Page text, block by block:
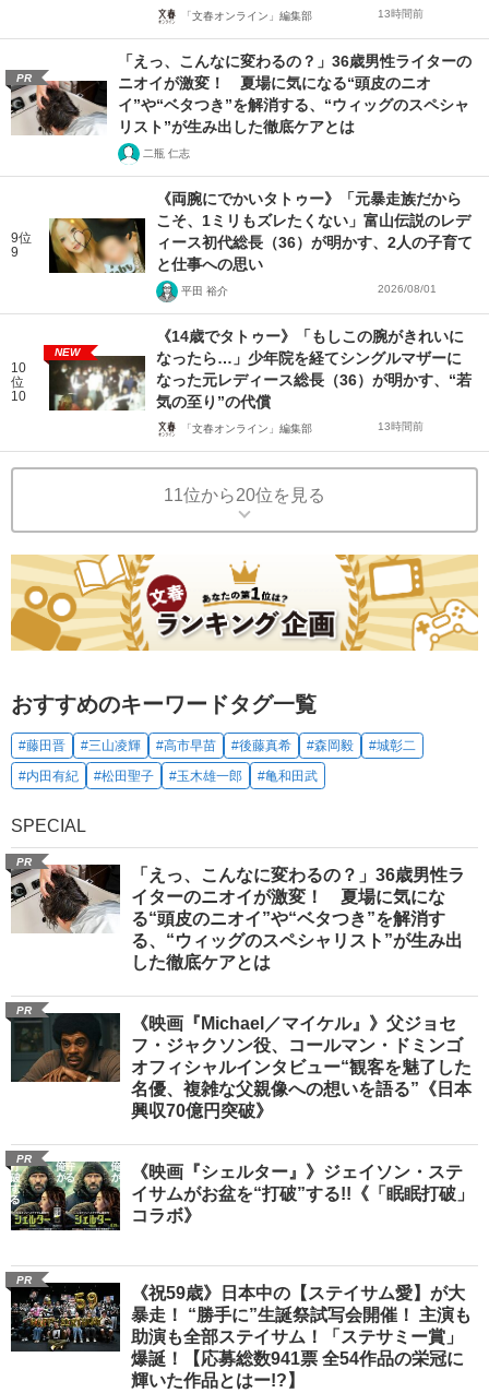
「文春オンライン」編集部 13時間前
PR
「えっ、こんなに変わるの？」36歳男性ライターの
ニオイが激変！ 夏場に気になる“頭皮のニオ
イ”や“ベタつき”を解消する、“ウィッグのスペシャ
リスト”が生み出した徹底ケアとは
二瓶 仁志
9位
9
《両腕にでかいタトゥー》「元暴走族だから
こそ、1ミリもズレたくない」富山伝説のレデ
ィース初代総長（36）が明かす、2人の子育て
と仕事への思い
平田 裕介 2026/08/01
10
位
10
NEW
《14歳でタトゥー》「もしこの腕がきれいに
なったら…」少年院を経てシングルマザーに
なった元レディース総長（36）が明かす、“若
気の至り”の代償
「文春オンライン」編集部 13時間前
11位から20位を見る
おすすめのキーワードタグ一覧
#藤田晋 #三山凌輝 #高市早苗 #後藤真希 #森岡毅
#城彰二
#内田有紀
#松田聖子 #玉木雄一郎 #亀和田武
SPECIAL
PR
「えっ、こんなに変わるの？」36歳男性ラ
イターのニオイが激変！ 夏場に気にな
る“頭皮のニオイ”や“ベタつき”を解消す
る、“ウィッグのスペシャリスト”が生み出
した徹底ケアとは
PR
《映画『Michael／マイケル』》父ジョセ
フ・ジャクソン役、コールマン・ドミンゴ
オフィシャルインタビュー“観客を魅了した
名優、複雑な父親像への想いを語る”《日本
興収70億円突破》
PR
《映画『シェルター』》ジェイソン・ステ
イサムがお盆を“打破”する!!《「眠眠打破」
コラボ》
PR
《祝59歳》日本中の【ステイサム愛】が大
暴走！ “勝手に”生誕祭試写会開催！ 主演も
助演も全部ステイサム！「ステサミー賞」
爆誕！【応募総数941票 全54作品の栄冠に
輝いた作品とはー!?】